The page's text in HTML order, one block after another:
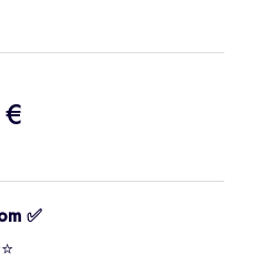
✅